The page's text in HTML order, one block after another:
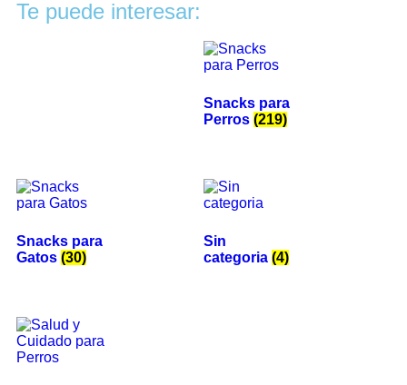
Te puede interesar:
Snacks para
Perros (219)
Snacks para
Gatos (30)
Sin
categoria (4)